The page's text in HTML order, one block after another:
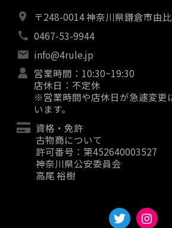
〒248-0014 神奈川県鎌倉市由
0467-53-9944
info@4rule.jp
営業時間：10:30~19:30
店休日：不定休
※営業時間や店休日が急遽変更
います。
資格・免許
古物商について
許可番号：第452640003527
神奈川県公安委員会
高尾 裕樹